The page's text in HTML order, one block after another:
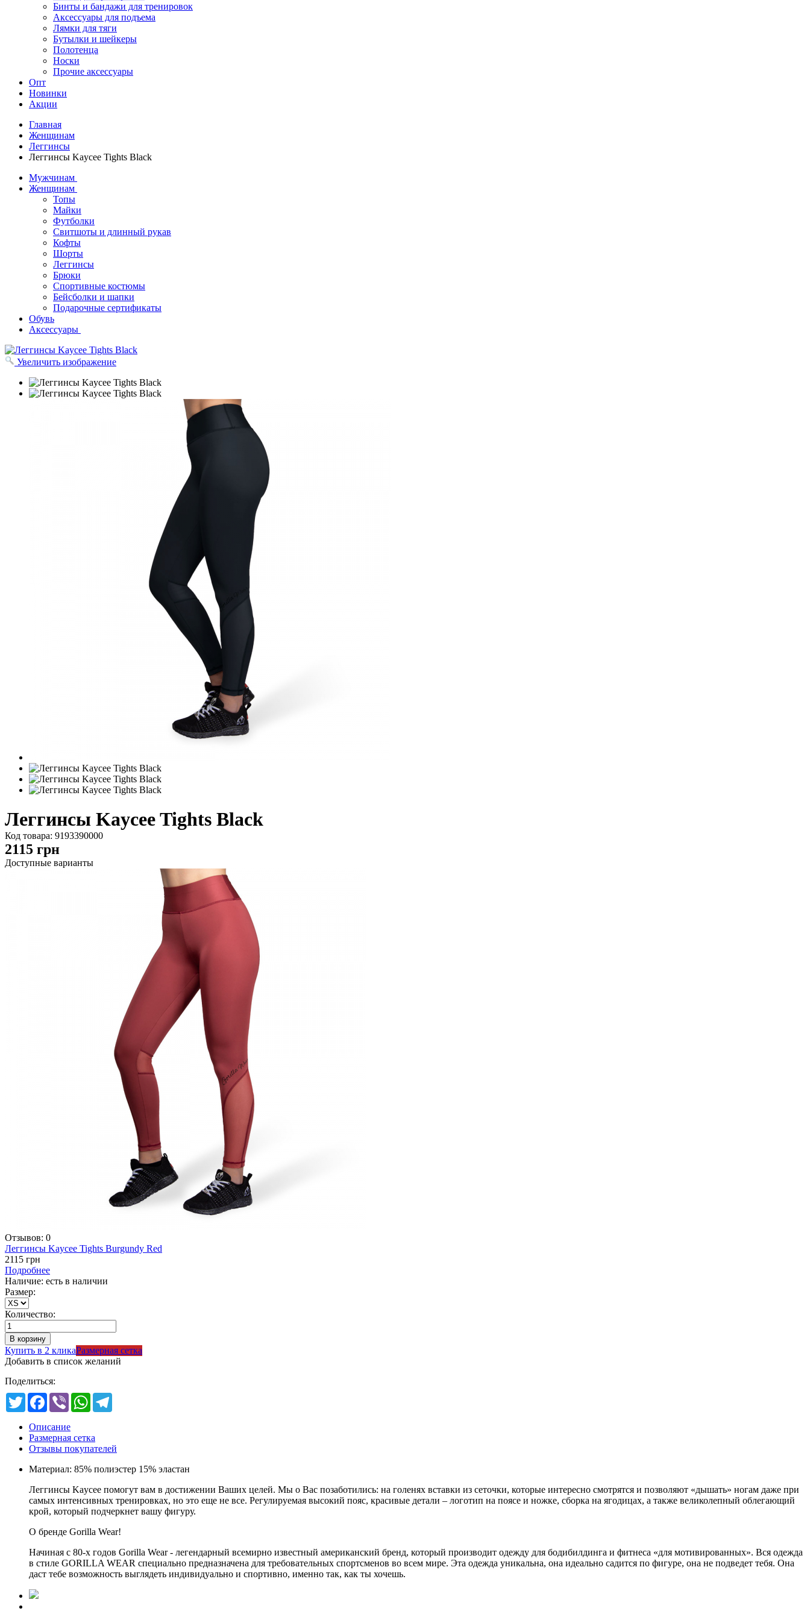
Бинты и бандажи для тренировок
Аксессуары для подъема
Лямки для тяги
Бутылки и шейкеры
Полотенца
Носки
Прочие аксессуары
Опт
Новинки
Акции
Главная
Женщинам
Леггинсы
Леггинсы Kaycee Tights Black
Мужчинам
Женщинам
Топы
Майки
Футболки
Свитшоты и длинный рукав
Кофты
Шорты
Леггинсы
Брюки
Спортивные костюмы
Бейсболки и шапки
Подарочные сертификаты
Обувь
Аксессуары
Увеличить изображение
Леггинсы Kaycee Tights Black
Код товара: 9193390000
2115 грн
Доступные варианты
Отзывов: 0
Леггинсы Kaycee Tights Burgundy Red
2115 грн
Подробнее
Наличие: есть в наличии
Размер:
Количество:
Купить в 2 кликаРазмерная сетка
Добавить в список желаний
Поделиться:
TwitterFacebook
Viber WhatsApp
Описание
Размерная сетка
Отзывы покупателей
Материал: 85% полиэстер 15% эластан
Леггинсы Kaycee помогут вам в достижении Ваших целей. Мы о Вас позаботились: на голенях вставки из сеточки, которые интересно смотрятся и позволяют «дышать» ногам даже при
самых интенсивных тренировках, но это еще не все. Регулируемая высокий пояс, красивые детали – логотип на поясе и ножке, сборка на ягодицах, а также великолепный облегающий
крой, который подчеркнет вашу фигуру.
О бренде Gorilla Wear!
Начиная с 80-х годов Gorilla Wear - легендарный всемирно известный американский бренд, который производит одежду для бодибилдинга и фитнеса «для мотивированных». Вся одежда
в стиле GORILLA WEAR специально предназначена для требовательных спортсменов во всем мире. Эта одежда уникальна, она идеально садится по фигуре, она не подведет тебя. Она
даст тебе возможность выглядеть индивидуально и спортивно, именно так, как ты хочешь.